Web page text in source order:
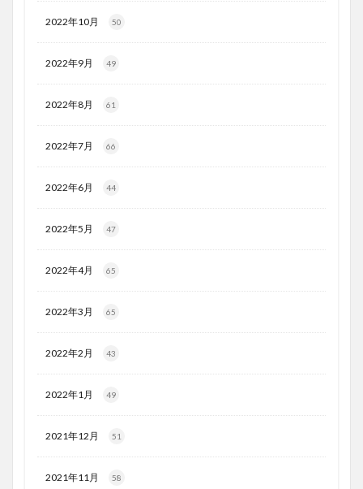
2022年10月 50
2022年9月 49
2022年8月 61
2022年7月 66
2022年6月 44
2022年5月 47
2022年4月 65
2022年3月 65
2022年2月 43
2022年1月 49
2021年12月 51
2021年11月 58